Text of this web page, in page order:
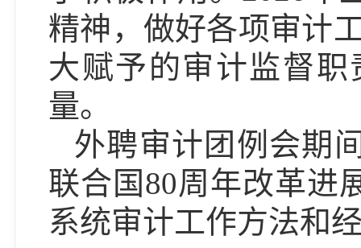
精神，做好各项审计
大赋予的审计监督
量。
外聘审计团例会期
联合国80周年改革进
系统审计工作方法和